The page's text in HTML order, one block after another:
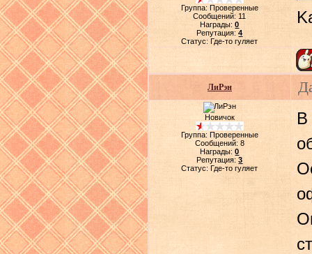
Группа: Проверенные
Сообщений: 11
Награды:0
Репутация:4
Статус:Где-то гуляет
ЛиРэн
Новичок
Группа: Проверенные
Сообщений: 8
Награды:0
Репутация:3
Статус:Где-то гуляет